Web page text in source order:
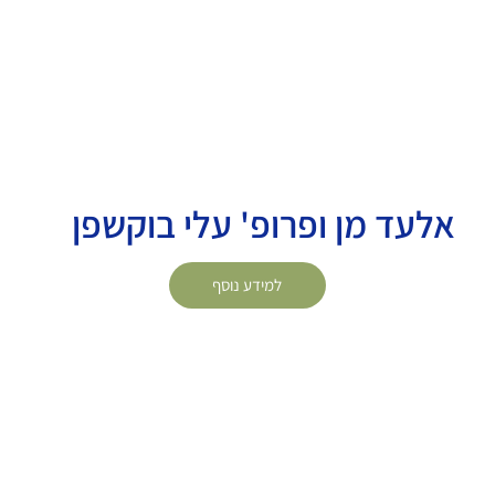
אלעד מן ופרופ' עלי בוקשפן
למידע נוסף